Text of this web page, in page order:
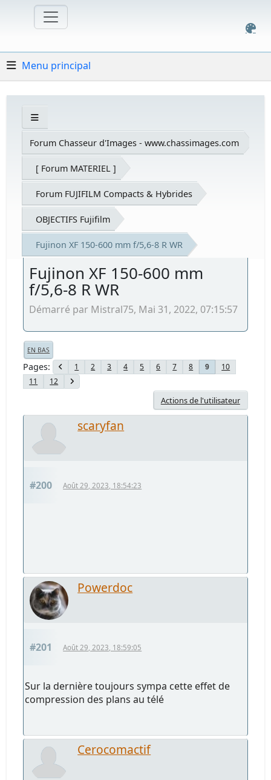
Menu principal
Forum Chasseur d'Images - www.chassimages.com
[ Forum MATERIEL ]
Forum FUJIFILM Compacts & Hybrides
OBJECTIFS Fujifilm
Fujinon XF 150-600 mm f/5,6-8 R WR
Fujinon XF 150-600 mm
f/5,6-8 R WR
Démarré par Mistral75, Mai 31, 2022, 07:15:57
EN BAS
Pages 1 2 3 4 5 6 7 8 9
10
11
12
Actions de l'utilisateur
scaryfan
#200 Août 29, 2023, 18:54:23
Powerdoc
#201 Août 29, 2023, 18:59:05
Sur la dernière toujours sympa cette effet de
compression des plans au télé
Cerocomactif